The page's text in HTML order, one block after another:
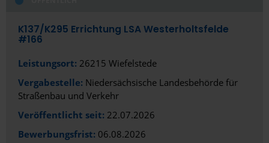
K137/­K295 Errichtung LSA Westerholtsfelde
#166
Leistungsort: 26215 Wiefelstede
Vergabestelle: Niedersächsische Landesbehörde für
Straßenbau und Verkehr
Veröffentlicht seit: 22.07.2026
Bewerbungsfrist: 06.08.2026